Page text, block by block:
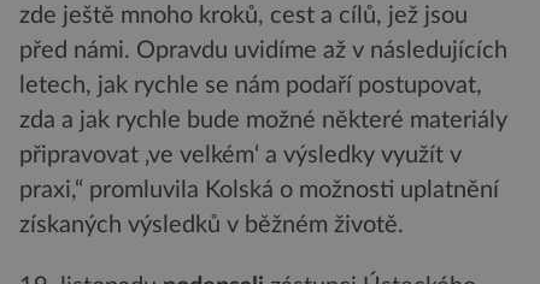
zde ještě mnoho kroků, cest a cílů, jež jsou
před námi. Opravdu uvidíme až v následujících
letech, jak rychle se nám podaří postupovat,
zda a jak rychle bude možné některé materiály
připravovat ‚ve velkém‘ a výsledky využít v
praxi,“ promluvila Kolská o možnosti uplatnění
získaných výsledků v běžném životě.